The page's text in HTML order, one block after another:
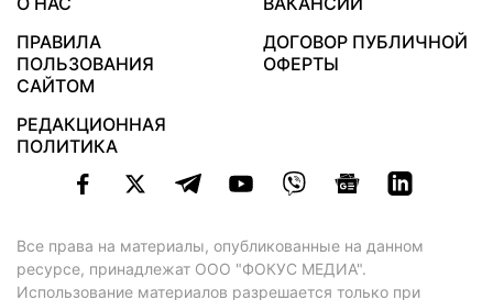
ПРАВИЛА
ПОЛЬЗОВАНИЯ
САЙТОМ
ДОГОВОР ПУБЛИЧНОЙ
ОФЕРТЫ
РЕДАКЦИОННАЯ
ПОЛИТИКА
Все права на материалы, опубликованные на данном
ресурсе, принадлежат ООО "ФОКУС МЕДИА".
Использование материалов разрешается только при